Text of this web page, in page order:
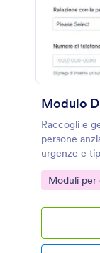
Raccogli e
persone
urgenze e
enti sociali,
Go to
Moduli per